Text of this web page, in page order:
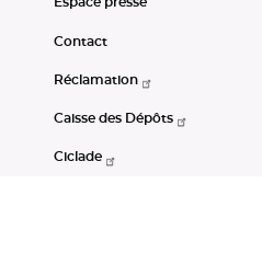
Espace presse
Contact
Réclamation
Caisse des Dépôts
Ciclade